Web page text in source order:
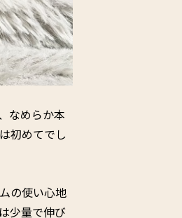
なめらか本
初めてでし
の使い心地
少量で伸び